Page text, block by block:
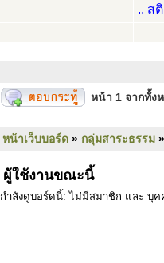
.. ส
หน้า 1 จากทั้ง
หน้าเว็บบอร์ด » กลุ่มสาระธรรม »
ผู้ใช้งานขณะนี้
กำลังดูบอร์ดนี้: ไม่มีสมาชิก และ บุค